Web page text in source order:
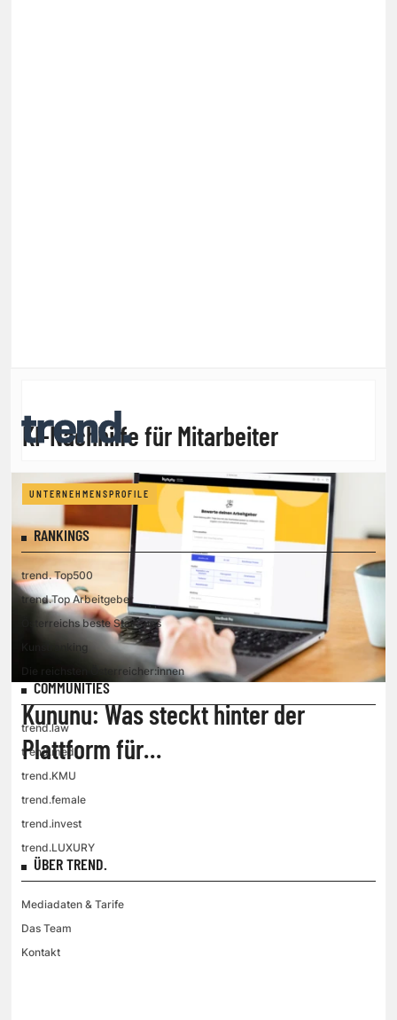
KI-Nachhilfe für Mitarbeiter
UNTERNEHMENSPROFILE
Kununu: Was steckt hinter der
Plattform für
Arbeitgeberbewertungen?
RANKINGS
trend. Top500
trend.Top Arbeitgeber
Österreichs beste Start-ups
Kunstranking
Die reichsten Österreicher:innen
COMMUNITIES
trend.law
trend.med
trend.KMU
trend.female
trend.invest
trend.LUXURY
ÜBER TREND.
Mediadaten & Tarife
Das Team
Kontakt